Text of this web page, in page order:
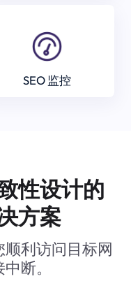
SEO 监控
性设计的
方案
利访问目标网
断。